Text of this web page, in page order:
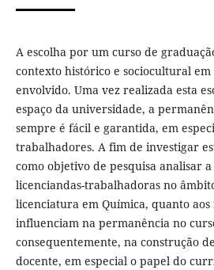
A escolha por um curso de
contexto histórico e sociocultural em
envolvido. Uma vez realizada esta
espaço da universidade, a
sempre é fácil e garantida, em
trabalhadores. A fim de investigar
como objetivo de pesquisa analisar
licenciandas-trabalhadoras no
licenciatura em Química, quanto aos
influenciam na permanência no
consequentemente, na construção
docente, em especial o papel do